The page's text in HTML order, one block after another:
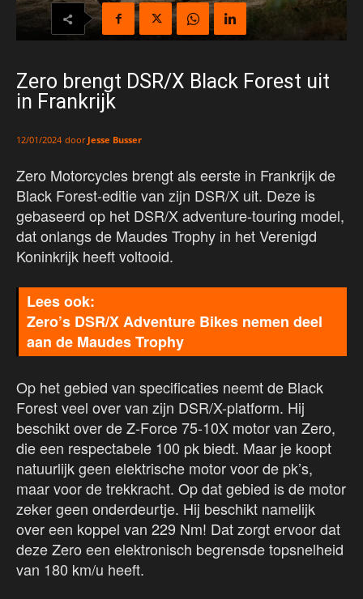
Zero brengt DSR/X Black Forest uit
in Frankrijk
12/01/2024 door Jesse Busser
Zero Motorcycles brengt als eerste in Frankrijk de
Black Forest-editie van zijn DSR/X uit. Deze is
gebaseerd op het DSR/X adventure-touring model,
dat onlangs de Maudes Trophy in het Verenigd
Koninkrijk heeft voltooid.
Zero’s DSR/X Adventure Bikes nemen deel
aan de Maudes Trophy
Op het gebied van specificaties neemt de Black
Forest veel over van zijn DSR/X-platform. Hij
beschikt over de Z-Force 75-10X motor van Zero,
die een respectabele 100 pk biedt. Maar je koopt
natuurlijk geen elektrische motor voor de pk’s,
maar voor de trekkracht. Op dat gebied is de motor
zeker geen onderdeurtje. Hij beschikt namelijk
over een koppel van 229 Nm! Dat zorgt ervoor dat
deze Zero een elektronisch begrensde topsnelheid
van 180 km/u heeft.